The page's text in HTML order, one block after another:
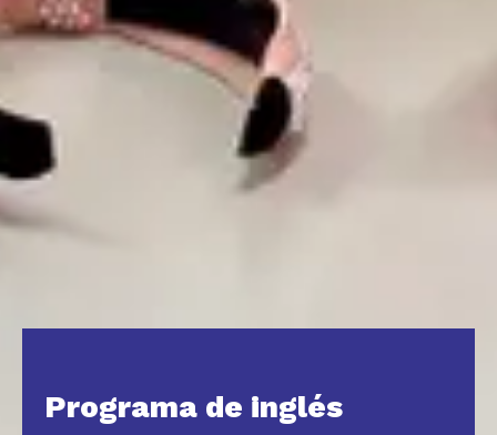
Programa de inglés